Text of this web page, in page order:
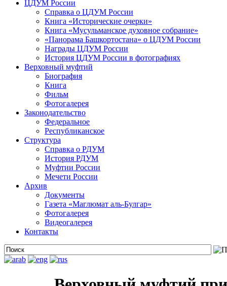
ЦДУМ России
Справка о ЦДУМ России
Книга «Исторические очерки»
Книга «Мусульманское духовное собрание»
«Панорама Башкортостана» о ЦДУМ России
Награды ЦДУМ России
История ЦДУМ России в фотографиях
Верховный муфтий
Биография
Книга
Фильм
Фотогалерея
Законодательство
Федеральное
Республиканское
Структура
Справка о РДУМ
История РДУМ
Муфтии России
Мечети России
Архив
Документы
Газета «Маглюмат аль-Булгар»
Фотогалерея
Видеогалерея
Контакты